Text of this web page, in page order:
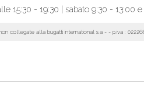
15:30 - 19:30 | sabato 9:30 - 13:00
collegate alla bugatti international s.a - - p.iva :